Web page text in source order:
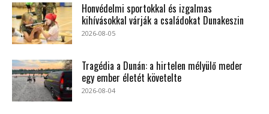
Honvédelmi sportokkal és izgalmas
kihívásokkal várják a családokat Dunakeszin
2026-08-05
Tragédia a Dunán: a hirtelen mélyülő meder
egy ember életét követelte
2026-08-04